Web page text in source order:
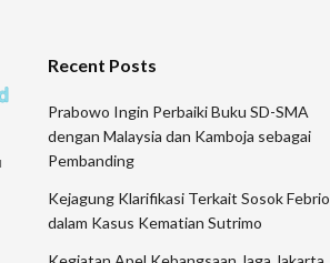
Recent Posts
Prabowo Ingin Perbaiki Buku SD-SMA
dengan Malaysia dan Kamboja sebagai
Pembanding
Kejagung Klarifikasi Terkait Sosok Febrio
dalam Kasus Kematian Sutrimo